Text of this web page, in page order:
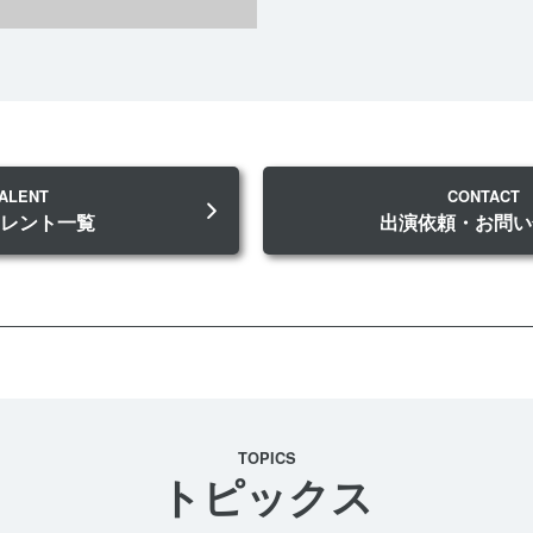
ント一覧
CONTACT
出演依頼・お問
TOPICS
トピックス